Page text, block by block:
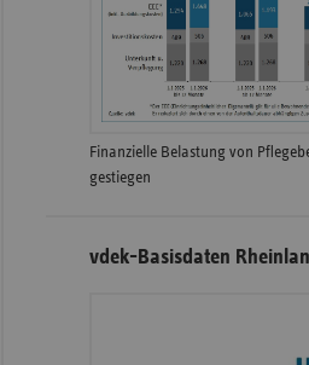
Finanzielle Belastung von
gestiegen
vdek-Basisdaten